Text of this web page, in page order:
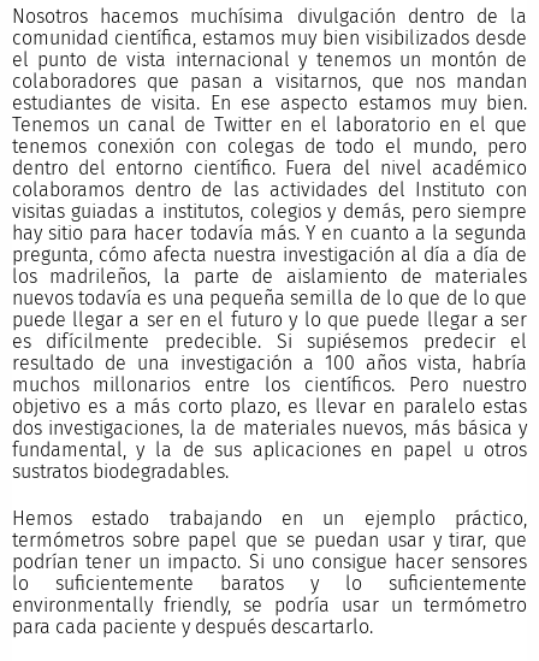
Nosotros hacemos muchísima divulgación dentro de la
comunidad científica, estamos muy bien visibilizados desde
el punto de vista internacional y tenemos un montón de
colaboradores que pasan a visitarnos, que nos mandan
estudiantes de visita. En ese aspecto estamos muy bien.
Tenemos un canal de Twitter en el laboratorio en el que
tenemos conexión con colegas de todo el mundo, pero
dentro del entorno científico. Fuera del nivel académico
colaboramos dentro de las actividades del Instituto con
visitas guiadas a institutos, colegios y demás, pero siempre
hay sitio para hacer todavía más. Y en cuanto a la segunda
pregunta, cómo afecta nuestra investigación al día a día de
los madrileños, la parte de aislamiento de materiales
nuevos todavía es una pequeña semilla de lo que de lo que
puede llegar a ser en el futuro y lo que puede llegar a ser
es difícilmente predecible. Si supiésemos predecir el
resultado de una investigación a 100 años vista, habría
muchos millonarios entre los científicos. Pero nuestro
objetivo es a más corto plazo, es llevar en paralelo estas
dos investigaciones, la de materiales nuevos, más básica y
fundamental, y la de sus aplicaciones en papel u otros
sustratos biodegradables.
Hemos estado trabajando en un ejemplo práctico,
termómetros sobre papel que se puedan usar y tirar, que
podrían tener un impacto. Si uno consigue hacer sensores
lo suficientemente baratos y lo suficientemente
environmentally friendly, se podría usar un termómetro
para cada paciente y después descartarlo.